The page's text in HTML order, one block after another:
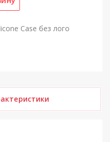
Case без лого